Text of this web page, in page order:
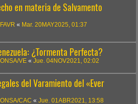
en materia de Salvamento
FAVR « Mar. 20MAY2025, 01:37
¿Tormenta Perfecta?
ONSA/VE « Jue. 04NOV2021, 02:02
del Varamiento del «Ever
ONSA/CAC « Jue. 01ABR2021, 13:58